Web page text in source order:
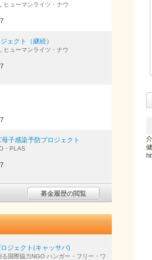
ヒューマンライツ・ナウ
ェクト（継続）
ヒューマンライツ・ナウ
子感染予防プロジェクト
・PLAS
募金履歴の閲覧
ジェクト(キャッサバ)
国際協力NGO ハンガー・フリー・ワ